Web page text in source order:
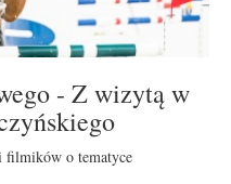
- Z wizytą w
filmików o tematyce